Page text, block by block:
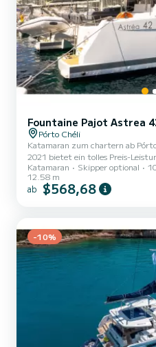
Fountaine Pajot Astrea
Pórto Chéli
Katamaran zum chartern ab
2021 bietet ein tolles Preis-
mehrtägigen oder mehrwöchigen Törn. Das Boot hat 6
allem Komfort und eine Kapazität
Gesamtlänge von 13 Metern wird
Toiletten mit Dusche....
Katamaran Skipper optional
12.58 m
ab $568,68
-10%